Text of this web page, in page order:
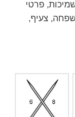
פרטי
צעיף,